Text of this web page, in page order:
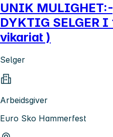
UNIK
DYKTIG SELGER
vikariat )
Selger
Arbeidsgiver
Euro Sko Hammerfest